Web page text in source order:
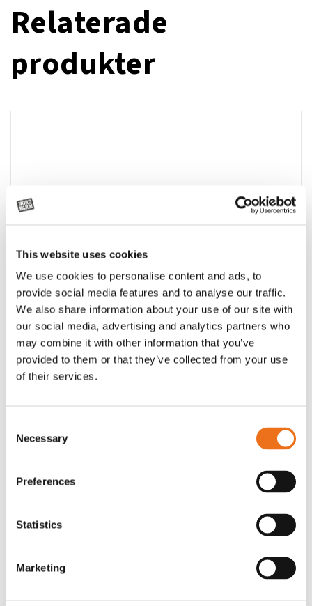
This website uses cookies
We use cookies to personalise content and ads, to
provide social media features and to analyse our traffic.
We also share information about your use of our site with
our social media, advertising and analytics partners who
may combine it with other information that you’ve
provided to them or that they’ve collected from your use
of their services.
Selection
Necessary
Preferences
Statistics
Marketing
Relaterade
produkter
Lägg till i varukorg
Rotor, komplett med slagor
OR80013456G
(ex. moms)
Grön truckknapp
A00220
kr (ex. moms)
Lägg till i varukorg
Rotor teeth 8t/6k 7.5Gr/8 R6/14 Rotor teeth 8t/6k 0Gr/8 R6/14